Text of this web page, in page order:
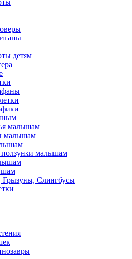
детям
малышам
малышам
малышам
Слингбусы